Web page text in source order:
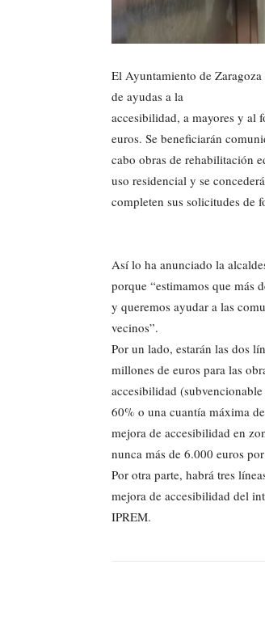
El Ayuntamiento de
de ayudas a la
accesibilidad, a mayores y al
euros. Se beneficiarán
cabo obras de rehabilitación
uso residencial y se
completen sus solicitudes de
Así lo ha anunciado la
porque “estimamos que más
y queremos ayudar a las
vecinos”.
Por un lado, estarán las dos
millones de euros para las
accesibilidad (subvencionable
60% o una cuantía máxima
mejora de accesibilidad en
nunca más de 6.000 euros
Por otra parte, habrá tres
mejora de accesibilidad del
IPREM.